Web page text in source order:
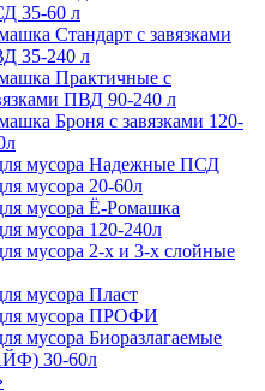
35-60 л
Стандарт с завязками
35-240 л
Практичные с
ПВД 90-240 л
Броня с завязками 120-
мусора Надежные ПСД
мусора 20-60л
мусора Ё-Ромашка
мусора 120-240л
мусора 2-х и 3-х слойные
мусора Пласт
мусора ПРОФИ
мусора Биоразлагаемые
30-60л